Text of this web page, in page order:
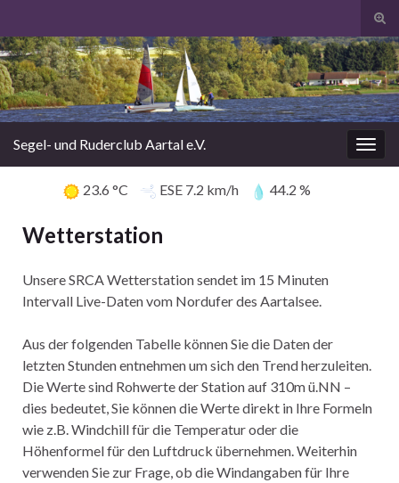
Segel- und Ruderclub Aartal e.V.
23.6 °C ESE 7.2 km/h 44.2 %
Wetterstation
Unsere SRCA Wetterstation sendet im 15 Minuten
Intervall Live-Daten vom Nordufer des Aartalsee.
Aus der folgenden Tabelle können Sie die Daten der
letzten Stunden entnehmen um sich den Trend herzuleiten.
Die Werte sind Rohwerte der Station auf 310m ü.NN –
dies bedeutet, Sie können die Werte direkt in Ihre Formeln
wie z.B. Windchill für die Temperatur oder die
Höhenformel für den Luftdruck übernehmen. Weiterhin
verwenden Sie zur Frage, ob die Windangaben für Ihre